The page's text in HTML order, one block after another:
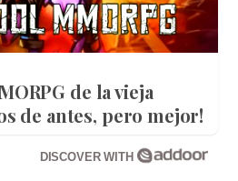
de la vieja
de antes, pero mejor!
DISCOVER WITH